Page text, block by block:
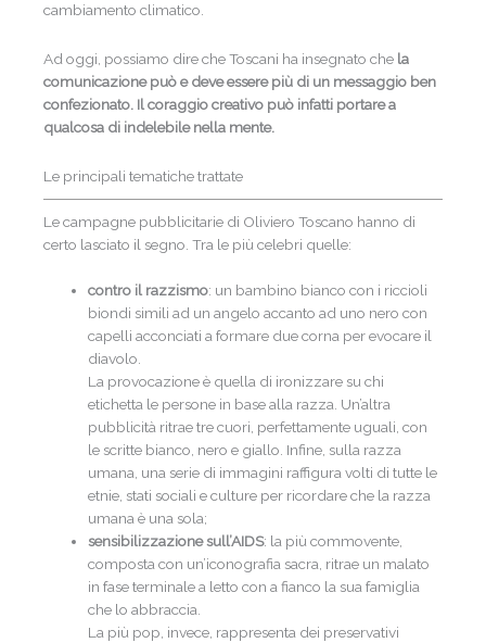
cambiamento climatico.
Ad oggi, possiamo dire che Toscani ha insegnato che la
comunicazione può e deve essere più di un messaggio ben
confezionato. Il coraggio creativo può infatti portare a
qualcosa di indelebile nella mente.
Le principali tematiche trattate
Le campagne pubblicitarie di Oliviero Toscano hanno di
certo lasciato il segno. Tra le più celebri quelle:
contro il razzismo: un bambino bianco con i riccioli
biondi simili ad un angelo accanto ad uno nero con
capelli acconciati a formare due corna per evocare il
diavolo.
La provocazione è quella di ironizzare su chi
etichetta le persone in base alla razza. Un’altra
pubblicità ritrae tre cuori, perfettamente uguali, con
le scritte bianco, nero e giallo. Infine, sulla razza
umana, una serie di immagini raffigura volti di tutte le
etnie, stati sociali e culture per ricordare che la razza
umana è una sola;
sensibilizzazione sull’AIDS: la più commovente,
composta con un’iconografia sacra, ritrae un malato
in fase terminale a letto con a fianco la sua famiglia
che lo abbraccia.
La più pop, invece, rappresenta dei preservativi